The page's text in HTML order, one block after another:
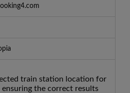
looking4.com
train station location for
ensuring the correct results